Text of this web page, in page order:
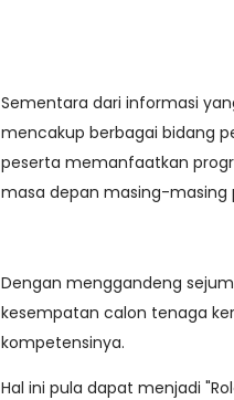
Sementara dari informasi
mencakup berbagai bidang
peserta memanfaatkan
masa depan masing-masing
Dengan menggandeng
kesempatan calon tenaga
kompetensinya.
Hal ini pula dapat menjadi